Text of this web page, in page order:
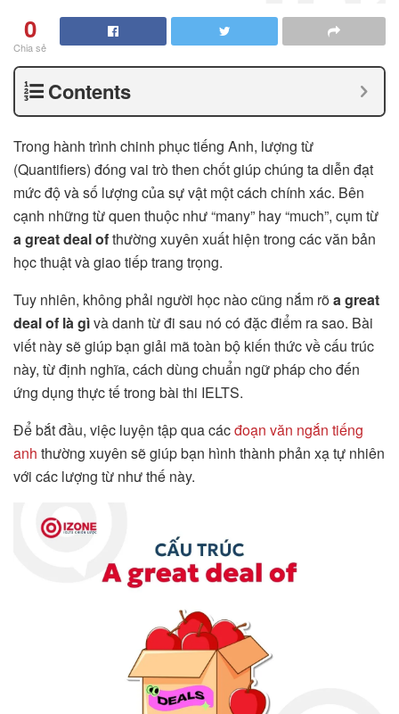
0
Chia sẻ
Contents
Trong hành trình chinh phục tiếng Anh, lượng từ
(Quantifiers) đóng vai trò then chốt giúp chúng ta diễn đạt
mức độ và số lượng của sự vật một cách chính xác. Bên
cạnh những từ quen thuộc như “many” hay “much”, cụm từ
a great deal ofthường xuyên xuất hiện trong các văn bản
học thuật và giao tiếp trang trọng.
Tuy nhiên, không phải người học nào cũng nắm rõa great
deal of là gìvà danh từ đi sau nó có đặc điểm ra sao. Bài
viết này sẽ giúp bạn giải mã toàn bộ kiến thức về cấu trúc
này, từ định nghĩa, cách dùng chuẩn ngữ pháp cho đến
ứng dụng thực tế trong bài thi IELTS.
Để bắt đầu, việc luyện tập qua cácđoạn văn ngắn tiếng
anh thường xuyên sẽ giúp bạn hình thành phản xạ tự nhiên
với các lượng từ như thế này.